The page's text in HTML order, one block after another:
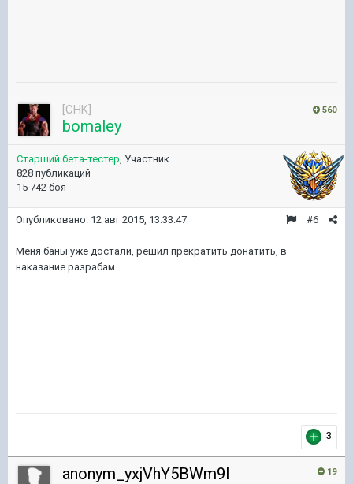
560
[CHK]
bomaley
Старший бета-тестер , Участник
828 публикаций
15 742 боя
#6
Опубликовано: 12 авг 2015, 13:33:47
Меня баны уже достали, решил прекратить донатить, в
наказание разрабам.
3
19
anonym_yxjVhY5BWm9I